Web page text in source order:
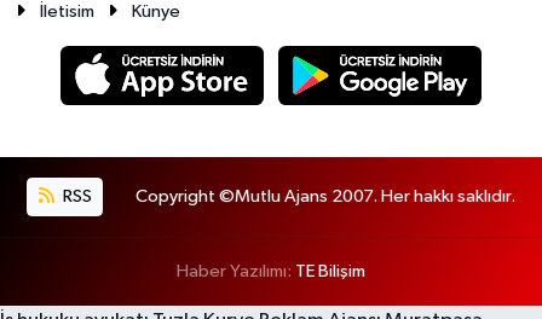
İletisim Künye
RSS Copyright ©Mutlu Ajans 2007. Her hakkı saklıdır.
Haber Yazılımı: TE Bilişim